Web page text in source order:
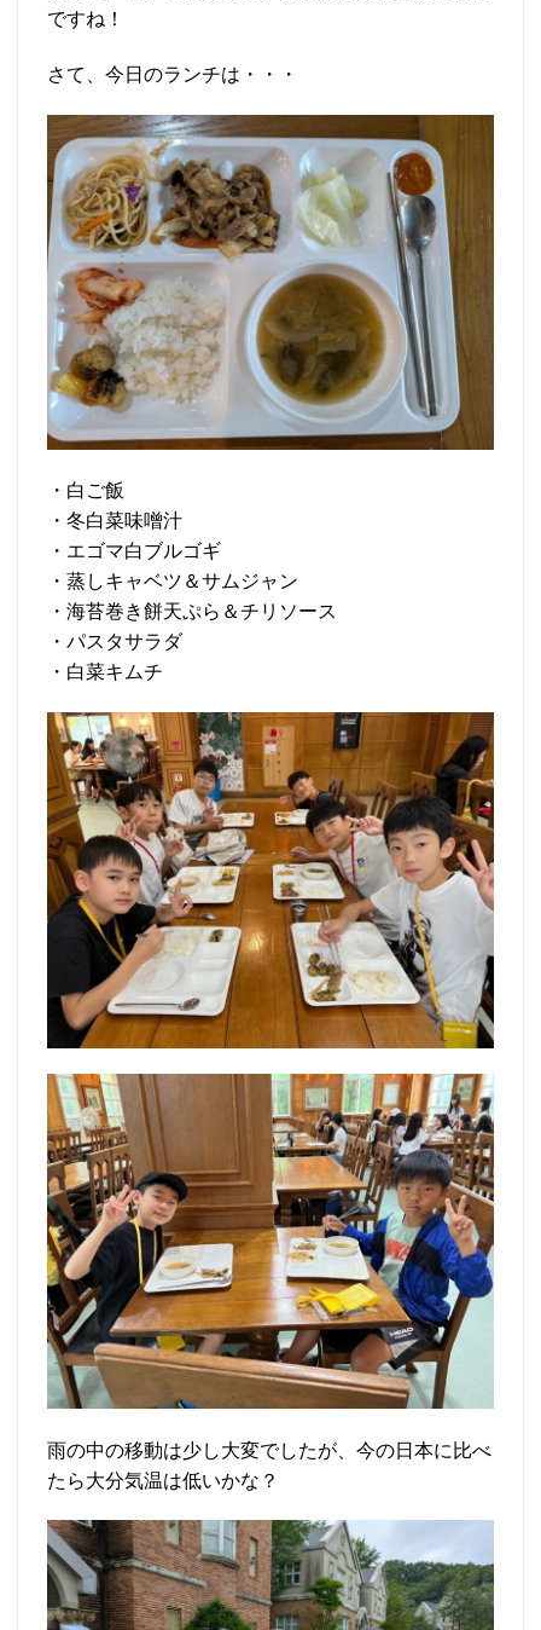
ですね！
さて、今日のランチは・・・
・白ご飯
・冬白菜味噌汁
・エゴマ白ブルゴギ
・蒸しキャベツ＆サムジャン
・海苔巻き餅天ぷら＆チリソース
・パスタサラダ
・白菜キムチ
雨の中の移動は少し大変でしたが、今の日本に比べ
たら大分気温は低いかな？